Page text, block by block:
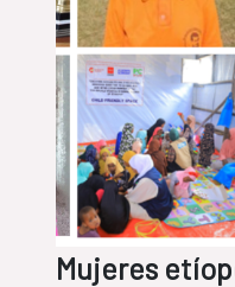
Agencia
Internacional
Mujeres